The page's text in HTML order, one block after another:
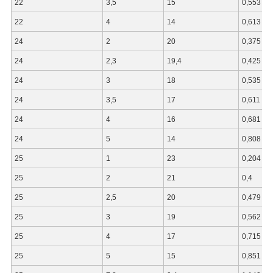
22 3,5 15 0,553
22 4 14 0,613
24 2 20 0,375
24 2,3 19,4 0,425
24 3 18 0,535
24 3,5 17 0,611
24 4 16 0,681
24 5 14 0,808
25 1 23 0,204
25 2 21 0,4
25 2,5 20 0,479
25 3 19 0,562
25 4 17 0,715
25 5 15 0,851